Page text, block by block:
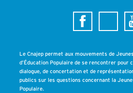
Le Cnajep permet aux mouvements de
d’Éducation Populaire de se rencontrer pour
dialogue, de concertation et de
publics sur les questions concernant la
Populaire.